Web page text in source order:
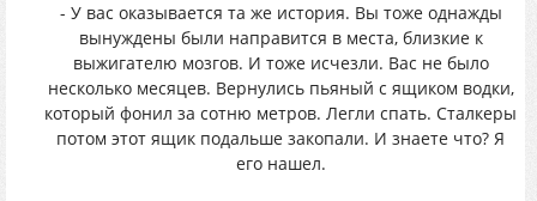
- У вас оказывается та же история. Вы тоже однажды
вынуждены были направится в места, близкие к
выжигателю мозгов. И тоже исчезли. Вас не было
несколько месяцев. Вернулись пьяный с ящиком водки,
который фонил за сотню метров. Легли спать. Сталкеры
потом этот ящик подальше закопали. И знаете что? Я
его нашел.